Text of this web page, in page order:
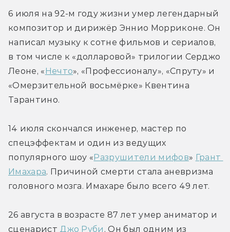
6 июля на 92-м году жизни умер легендарный
композитор и дирижёр Эннио Морриконе. Он
написал музыку к сотне фильмов и сериалов,
в том числе к «долларовой» трилогии Серджо
Леоне, «Нечто», «Профессионалу», «Спруту» и
«Омерзительной восьмёрке» Квентина
Тарантино.
14 июля скончался инженер, мастер по
спецэффектам и один из ведущих
популярного шоу «Разрушители мифов» Грант
Имахара. Причиной смерти стала аневризма
головного мозга. Имахаре было всего 49 лет.
26 августа в возрасте 87 лет умер аниматор и
сценарист Джо Руби . Он был одним из